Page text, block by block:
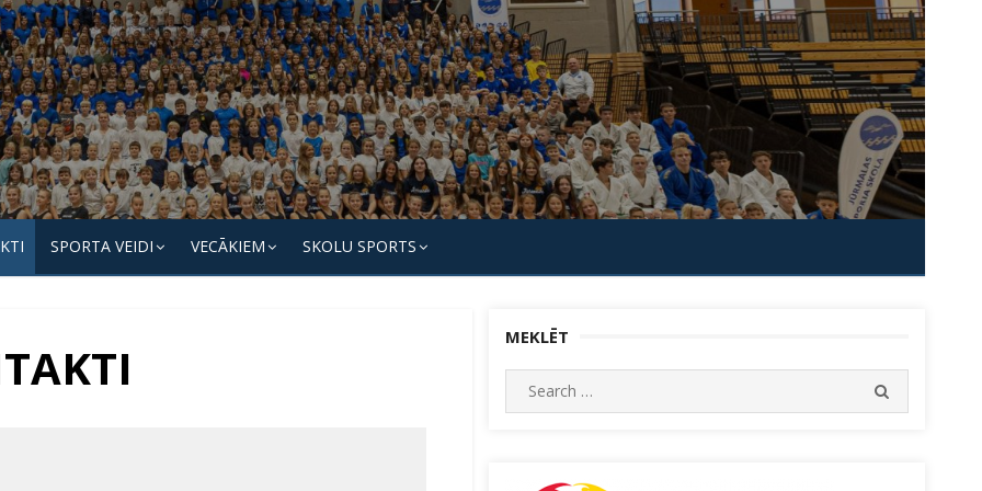
SPORTA VEIDI VECĀKIEM SKOLU SPORTS
MEKLĒT
Search
for: